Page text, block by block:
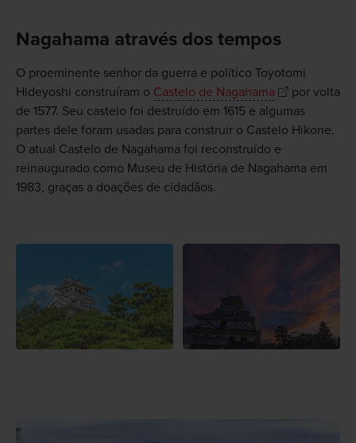
Nagahama através dos tempos
O proeminente senhor da guerra e político Toyotomi
Hideyoshi construíram o Castelo de Nagahama
por volta
de 1577. Seu castelo foi destruído em 1615 e algumas
partes dele foram usadas para construir o Castelo Hikone.
O atual Castelo de Nagahama foi reconstruído e
reinaugurado como Museu de História de Nagahama em
1983, graças a doações de cidadãos.